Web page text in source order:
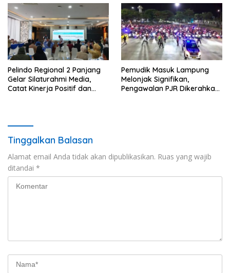
Pelindo Regional 2 Panjang
Gelar Silaturahmi Media,
Catat Kinerja Positif dan
Pemudik Masuk Lampung
Melonjak Signifikan,
Pengawalan PJR Dikerahkan,
Tinggalkan Balasan
Alamat email Anda tidak akan dipublikasikan. Ruas yang wajib
ditandai *